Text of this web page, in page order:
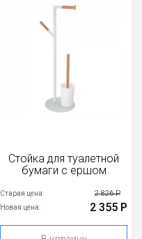
Стойка для туалетной
бумаги с ершом
Старая цена: 2 826 Р
Новая цена: 2 355 Р